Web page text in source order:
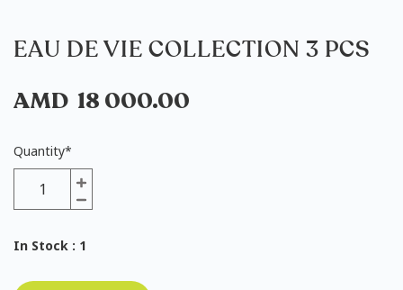
EAU DE VIE COLLECTION 3 PCS
AMD 18 000.00
Quantity*
In Stock : 1